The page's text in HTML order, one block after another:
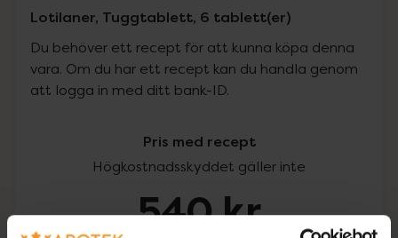
Lotilaner, Tuggtablett, 6 tablett(er)
Du behöver ett recept för att kunna köpa denna
vara. Om du har ett recept kan du handla genom
att logga in med ditt bank-ID.
Pris med recept
Högkostnadsskyddet gäller inte
540 kr